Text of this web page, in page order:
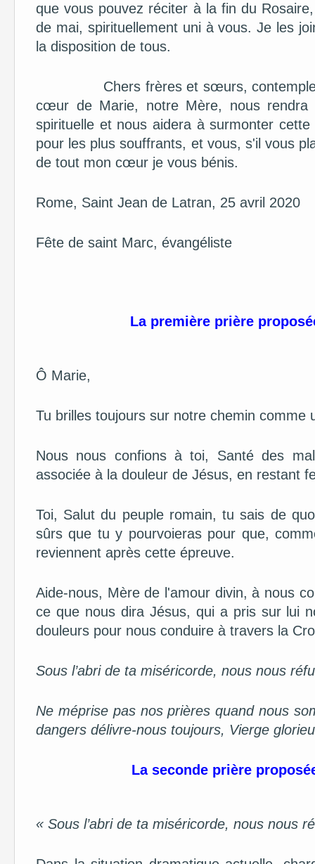
que vous pouvez réciter à la fin du
de mai, spirituellement uni à vous. Je les
la disposition de tous.
Chers frères et sœurs, contempler
cœur de Marie, notre Mère, nous
spirituelle et nous aidera à surmonter
pour les plus souffrants, et vous, s'il vous
de tout mon cœur je vous bénis.
Rome, Saint Jean de Latran, 25 avril 2020
Fête de saint Marc, évangéliste
La première prière
Ô Marie,
Tu brilles toujours sur notre chemin comme
Nous nous confions à toi, Santé des
associée à la douleur de Jésus, en restant
Toi, Salut du peuple romain, tu sais de
sûrs que tu y pourvoieras pour que,
reviennent après cette épreuve.
Aide-nous, Mère de l'amour divin, à nous
ce que nous dira Jésus, qui a pris sur lui
douleurs pour nous conduire à travers la
Sous l’abri de ta miséricorde, nous nous
Ne méprise pas nos prières quand nous
dangers délivre-nous toujours, Vierge
La seconde prière
« Sous l’abri de ta miséricorde, nous nous